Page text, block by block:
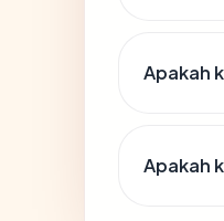
Apakah
Apakah